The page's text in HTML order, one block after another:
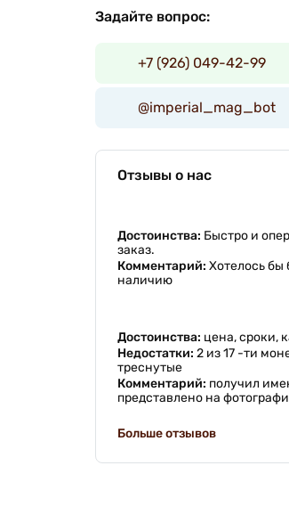
Задайте вопрос:
+7 (926) 049-42-99
@imperial_mag_bot
Отзывы о нас
Достоинства: Быстро и
заказ.
Комментарий: Хотелось бы
наличию
Достоинства: цена, сроки,
Недостатки: 2 из 17 -ти
треснутые
Комментарий: получил
представлено на
Больше отзывов